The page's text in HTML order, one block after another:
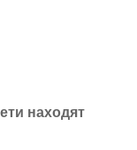
находят